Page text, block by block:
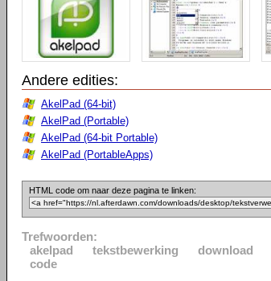
Andere edities:
AkelPad (64-bit)
AkelPad (Portable)
AkelPad (64-bit Portable)
AkelPad (PortableApps)
HTML code om naar deze pagina te linken:
Trefwoorden:
akelpad
tekstbewerking download
code